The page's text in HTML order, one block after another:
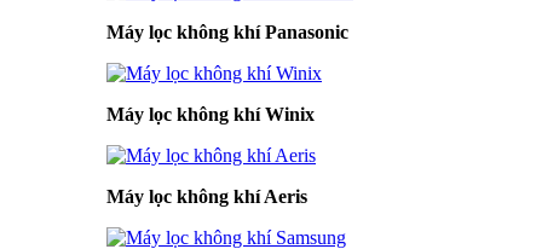
Máy lọc không khí Panasonic
Máy lọc không khí Winix
Máy lọc không khí Aeris